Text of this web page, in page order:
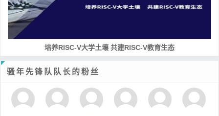
培养RISC-V大学土壤 共建RISC-V教育生态
骚年先锋队队长的粉丝